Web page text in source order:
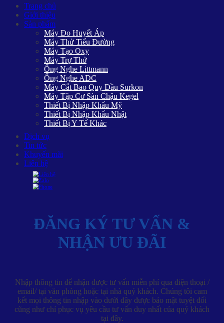
Trang chủ
Giới thiệu
Sản phẩm
Máy Đo Huyết Áp
Máy Thử Tiểu Đường
Máy Tạo Oxy
Máy Trợ Thở
Ống Nghe Littmann
Ống Nghe ADC
Máy Cắt Bao Quy Đầu Surkon
Máy Tập Cơ Sàn Chậu Kegel
Thiết Bị Nhập Khẩu Mỹ
Thiết Bị Nhập Khẩu Nhật
Thiết Bị Y Tế Khác
Dịch vụ
Tin tức
Khuyến mãi
Liên hệ
ĐĂNG KÝ TƯ VẤN &
NHẬN ƯU ĐÃI
Nhập thông tin để nhận được tư vấn miễn phí qua điện thoại /
email/ tại văn phòng hoặc tại nhà quý khách. Chúng tôi cam
kết mọi thông tin nhập vào dưới đây được bảo mật tuyệt đối
cũng như chỉ phục vụ yêu cầu tư vấn duy nhất của quý khách
tại đây.